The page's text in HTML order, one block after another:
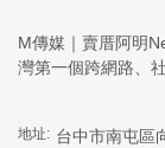
M傳媒｜賣厝阿明
灣第一個跨網路、
地址: 台中市南屯區